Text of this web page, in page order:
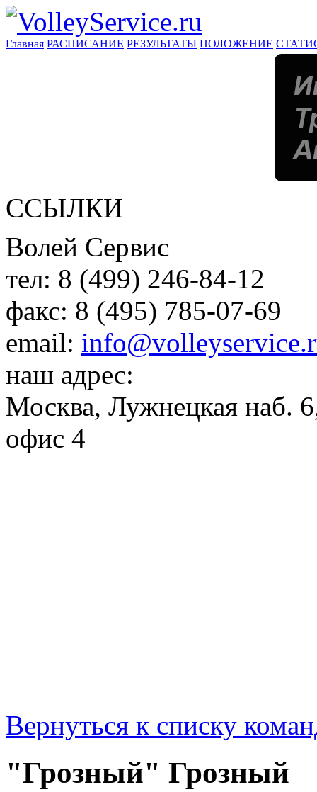
Главная РАСПИСАНИЕ РЕЗУЛЬТАТЫ ПОЛОЖЕНИЕ
ССЫЛКИ
Волей Сервис
тел: 8 (499) 246-84-12
факс: 8 (495) 785-07-69
email:
наш адрес:
Москва, Лужнецкая наб.
офис 4
Вернуться к списку
"Грозный" Грозный